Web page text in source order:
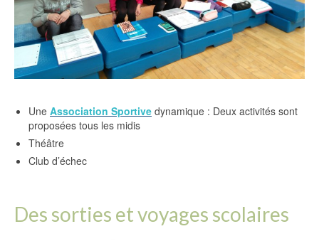
Une Association Sportive dynamique : Deux activités sont
proposées tous les midis
Théâtre
Club d’échec
Des sorties et voyages scolaires